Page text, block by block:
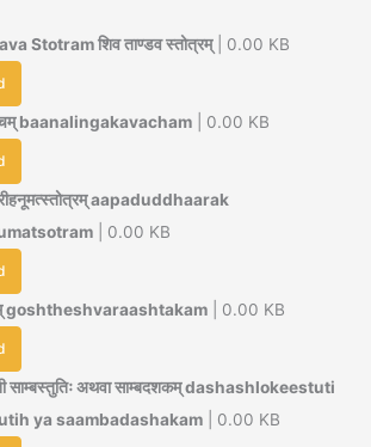
Stotram शिव ताण्डव स्तोत्रम्| 0.00 KB
baanalingakavacham | 0.00 KB
aapaduddhaarak
| 0.00 KB
goshtheshvaraashtakam | 0.00 KB
साम्बस्तुतिः अथवा साम्बदशकम् dashashlokeestuti
ya saambadashakam | 0.00 KB